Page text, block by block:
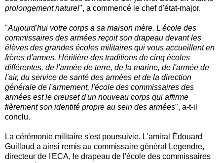
prolongement naturel", a commencé le chef d'état-major.
"Aujourd'hui votre corps a sa maison mère. L'école des
commissaires des armées reçoit son drapeau devant les
élèves des grandes écoles militaires qui vous accueillent en
frères d'armes. Héritière des traditions de cinq écoles
différentes. de l'armée de terre, de la marine, de l'armée de
l'air, du service de santé des armées et de la direction
générale de l'armement, l'école des commissaires des
armées est le creuset d'un nouveau corps qui affirme
fièrement son identité propre au sein des armées", a-t-il
conclu.
La cérémonie militaire s'est poursuivie. L'amiral Édouard
Guillaud a ainsi remis au commissaire général Legendre,
directeur de l'ECA, le drapeau de l'école des commissaires